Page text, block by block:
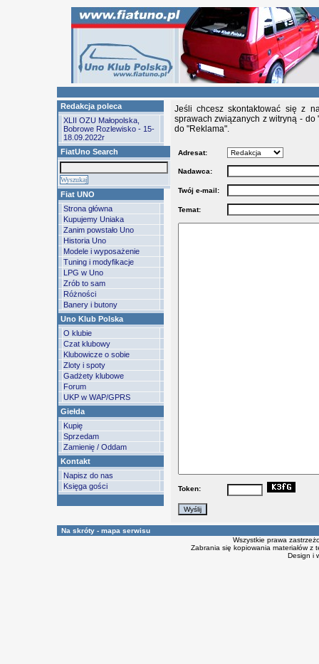
Redakcja poleca
XLII OZU Małopolska,
Bobrowe Rozlewisko - 15-
18.09.2022r
FiatUno Search
Fiat UNO
Strona główna
Kupujemy Uniaka
Zanim powstało Uno
Historia Uno
Modele i wyposażenie
Tuning i modyfikacje
LPG w Uno
Zrób to sam
Różności
Banery i butony
Uno Klub Polska
O klubie
Czat klubowy
Klubowicze o sobie
Zloty i spoty
Gadżety klubowe
Forum
UKP w WAP/GPRS
Giełda
Kupię
Sprzedam
Zamienię / Oddam
Kontakt
Napisz do nas
Księga gości
Jeśli chcesz skontaktować się z
sprawach związanych z witryną - do
do "Reklama".
Adresat:
Nadawca:
Twój e-mail:
Temat:
Token:
Na skróty - mapa serwisu
Wszystkie prawa
Zabrania się kopiowania materiałów
Design i